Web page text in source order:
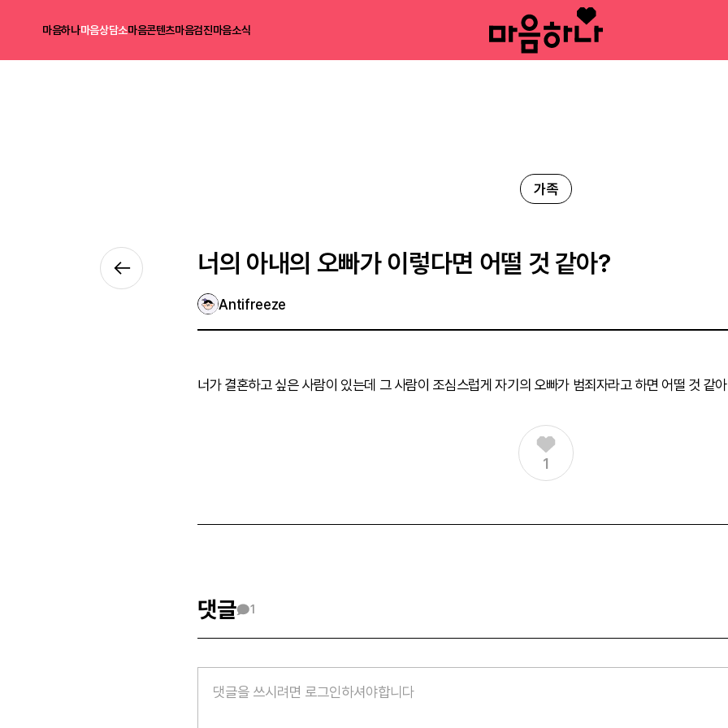
마음하나마음상담소마음콘텐츠마음검진마음소식
가족
너의 아내의 오빠가 이렇다면 어떨 것 같아?
Antifreeze
너가 결혼하고 싶은 사람이 있는데 그 사람이 조심스럽게 자기의 오빠가 범죄자라고 하면 어떨 것 같
1
댓글 1